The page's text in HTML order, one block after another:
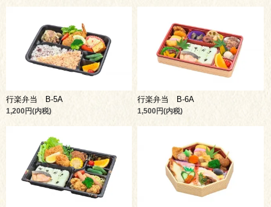
行楽弁当 B-5A
1,200円(内税)
行楽弁当 B-6A
1,500円(内税)